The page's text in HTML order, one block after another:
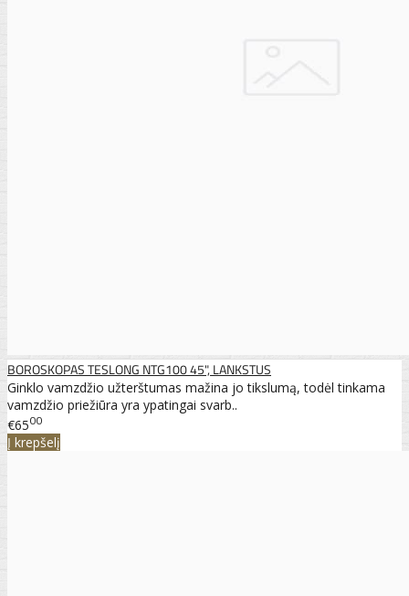
BOROSKOPAS TESLONG NTG100 45", LANKSTUS
Ginklo vamzdžio užterštumas mažina jo tikslumą, todėl tinkama
vamzdžio priežiūra yra ypatingai svarb..
€6500
Į krepšelį